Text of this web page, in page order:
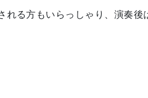
る方もいらっしゃり、演奏後